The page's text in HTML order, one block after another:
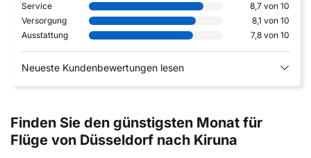
Service
8,7 von 10
Versorgung
8,1 von 10
Ausstattung
7,8 von 10
Neueste Kundenbewertungen lesen
Finden Sie den günstigsten Monat für
Flüge von Düsseldorf nach Kiruna